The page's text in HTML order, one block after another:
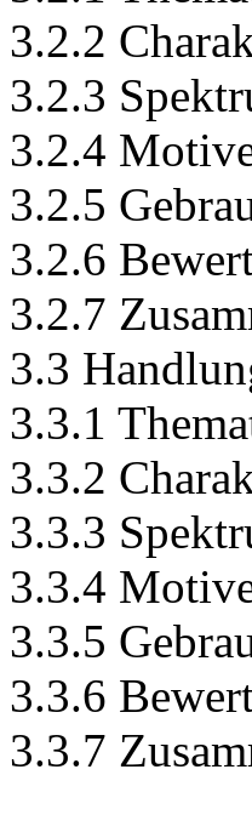
3.2.2
3.2.3
3.2.4
3.2.5
3.2.6
3.2.7
3.3
3.3.1
3.3.2
3.3.3
3.3.4
3.3.5
3.3.6
3.3.7